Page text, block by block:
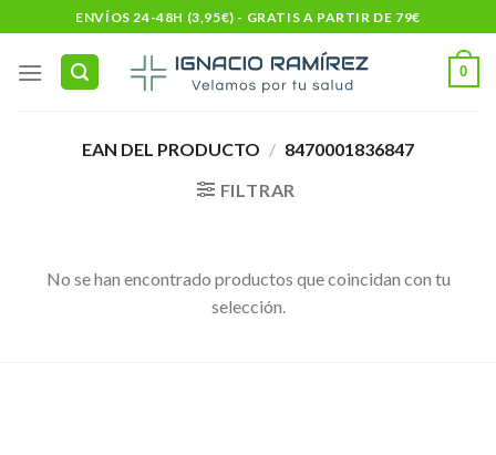
to
content
ENVÍOS 24-48H (3,95€) - GRATIS A PARTIR DE 79€
0
EAN DEL PRODUCTO / 8470001836847
FILTRAR
No se han encontrado productos que coincidan con tu
selección.